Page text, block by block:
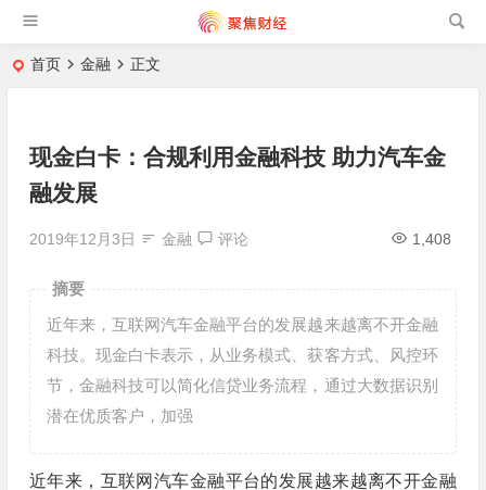
首页 金融 正文
现金白卡：合规利用金融科技 助力汽车金
融发展
2019年12月3日 金融 评论 1,408
摘要
近年来，互联网汽车金融平台的发展越来越离不开金融
科技。现金白卡表示，从业务模式、获客方式、风控环
节，金融科技可以简化信贷业务流程，通过大数据识别
潜在优质客户，加强
近年来，互联网汽车金融平台的发展越来越离不开金融